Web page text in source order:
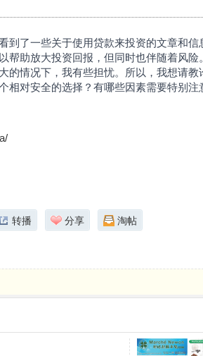
到了一些关于使用贷款来投资的文章和
助放大投资回报，但同时也伴随着风险。
的情况下，我有些担忧。所以，我想请
对安全的选择？有哪些因素需要特别注
转播 分享 淘帖